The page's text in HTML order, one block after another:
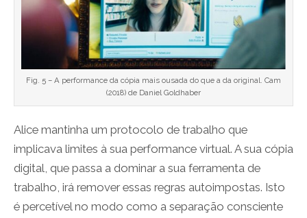
Fig. 5 – A performance da cópia mais ousada do que a da original. Cam
(2018) de Daniel Goldhaber
Alice mantinha um protocolo de trabalho que
implicava limites à sua performance virtual. A sua cópia
digital, que passa a dominar a sua ferramenta de
trabalho, irá remover essas regras autoimpostas. Isto
é percetível no modo como a separação consciente